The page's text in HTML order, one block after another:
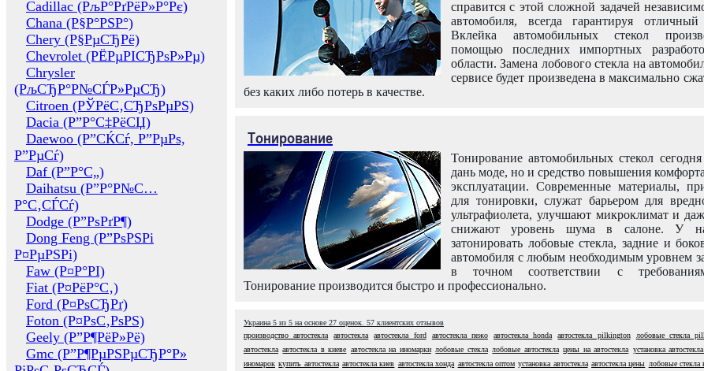
Cadillac (РљР°РґРёР»Р°Рє)
Chana (Р§Р°РЅР°)
Chery (Р§РµСЂРё)
Chevrolet (РЁРµРІСЂРѕР»Рµ)
Chrysler
(РљСЂР°Р№СЃР»РµСЂ)
Citroen (РЎРёС‚СЂРѕРµРЅ)
Dacia (Р”Р°С‡РёСЏ)
Daewoo (Р”СЌСѓ, Р”РµРѕ,
Р”РµСѓ)
Daf (Р”Р°С„)
Daihatsu (Р”Р°Р№С…
Р°С‚СЃСѓ)
Dodge (Р”РѕРґР¶)
Dong Feng (Р”РѕРЅРі
Р¤РµРЅРі)
Faw (Р¤Р°РІ)
Fiat (Р¤РёР°С‚)
Ford (Р¤РѕСЂРґ)
Foton (Р¤РѕС‚РѕРЅ)
Geely (Р”Р¶РёР»Рё)
Gmc (Р”Р¶РµРЅРµСЂР°Р»
справится с этой сложной задачей
автомобиля, всегда гарантируя отличный
Вклейка автомобильных стекол
помощью последних импортных
области. Замена лобового стекла на
сервисе будет произведена в максимально
без каких либо потерь в качестве.
Тонирование
Тонирование автомобильных стекол
дань моде, но и средство повышения
эксплуатации. Современные материалы,
для тонировки, служат барьером для
ультрафиолета, улучшают микроклимат и
снижают уровень шума в салоне. У
затонировать лобовые стекла, задние и
автомобиля с любым необходимым уровнем
в точном соответствии с
Тонирование производится быстро и профессионально.
Украина 5 из 5 на основе 27 оценок. 57 клиентских отзывов
производство автостекла
автостекла автостекла ford автостекла пежо автостекла honda автостекла pilkington лобовые стекла
автостекла автостекла в киеве автостекла на иномарки лобовые стекла лобовые автостекла цены на автостекла установка
иномарок купить автостекла автостекла киев автостекла хонда автостекла оптом установка автостекла автостекла цены лобовые стекла